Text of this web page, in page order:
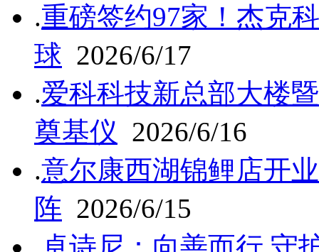
.重磅签约97家！杰克
球 2026/6/17
.爱科科技新总部大楼
奠基仪 2026/6/16
.意尔康西湖锦鲤店开
阵 2026/6/15